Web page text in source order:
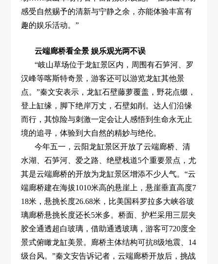
感受自然赐予的清新与宁静之余，亦能体验丰富有
趣的娱乐活动。”
云端廊桥看全景 娱乐观光两不误
“岐山草场位于龙缸景区内，周围有石笋河、罗
汉峰等喀斯特奇景，游客还可以游览龙缸其他景
点。”秦文安表示，龙缸石壁藤萝覆盖，野花点缀，
登上缸缘，脚下绝岸万丈，石壁如削。达人们沿缘
而行，其惊险与刺激一定会让人感悟到生命永无止
境的追寻，体验到大自然的精妙与绝伦。
今年五一，云阳龙缸景区开放了云端廊桥、清
水湖、石笋河、爱之路、绝壁栈道5个重要景点，尤
其是云端廊桥的开放为龙缸景区增添不少人气。“云
端廊桥建在海拔1010米高的悬崖上，悬崖垂直高度7
18米，悬挑长度26.68米，比美国科罗拉多大峡谷玻
璃廊桥悬挑长度还长5米多。桥面、护栏采用三层夹
胶全通透超白玻璃，借助通透玻璃，游客可720度全
景式俯瞰龙缸美景。廊桥主体结构可抗8级地震、14
级台风。”秦文安告诉记者，云端廊桥开放后，挑战